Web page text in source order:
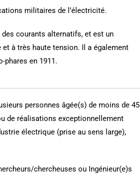
militaires de l’électricité.
des courants alternatifs, et est un
et à très haute tension. Il a également
phares en 1911.
personnes âgée(s) de moins de 45
de réalisations exceptionnellement
électrique (prise au sens large),
chercheuses ou Ingénieur(e)s